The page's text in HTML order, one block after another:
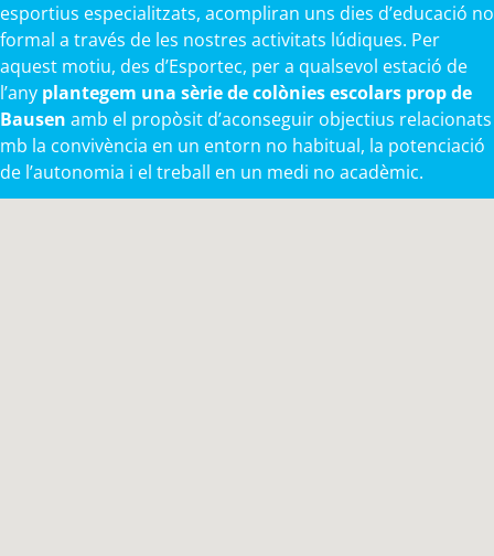
esportius especialitzats, acompliran uns dies d’educació no
formal a través de les nostres activitats lúdiques. Per
aquest motiu, des d’Esportec, per a qualsevol estació de
l’any plantegem una sèrie de colònies escolars prop de
Bausen amb el propòsit d’aconseguir objectius relacionats
mb la convivència en un entorn no habitual, la potenciació
de l’autonomia i el treball en un medi no acadèmic.